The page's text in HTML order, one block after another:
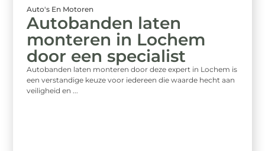
Auto's En Motoren
Autobanden laten
monteren in Lochem
door een specialist
Autobanden laten monteren door deze expert in Lochem is
een verstandige keuze voor iedereen die waarde hecht aan
veiligheid en ...